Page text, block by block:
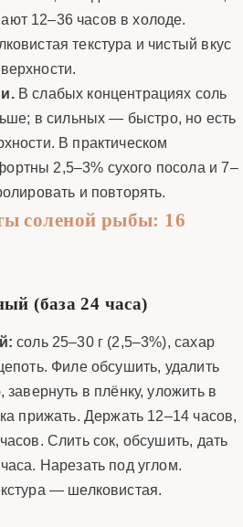
12–36 часов в холоде.
текстура и чистый вкус
В слабых концентрациях соль
в сильных — быстро, но есть
В практическом
2,5–3% сухого посола и 7–
и повторять.
соленой рыбы: 16
(база 24 часа)
соль 25–30 г (2,5–3%), сахар
Филе обсушить, удалить
в плёнку, уложить в
прижать. Держать 12–14 часов,
Слить сок, обсушить, дать
Нарезать под углом.
— шелковистая.